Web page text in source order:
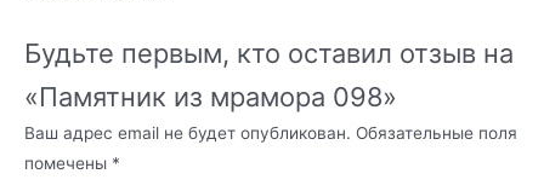
Будьте первым, кто оставил отзыв на
«Памятник из мрамора 098»
Ваш адрес email не будет опубликован. Обязательные поля
помечены *